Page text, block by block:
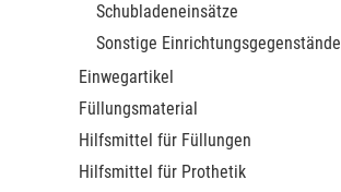
Schubladeneinsätze
Sonstige Einrichtungsgegenstände
Einwegartikel
Füllungsmaterial
Hilfsmittel für Füllungen
Hilfsmittel für Prothetik